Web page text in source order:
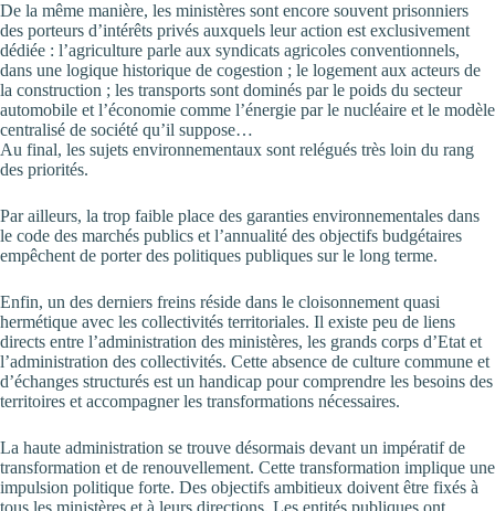
De la même manière, les ministères sont encore souvent prisonniers
des porteurs d’intérêts privés auxquels leur action est exclusivement
dédiée : l’agriculture parle aux syndicats agricoles conventionnels,
dans une logique historique de cogestion ; le logement aux acteurs de
la construction ; les transports sont dominés par le poids du secteur
automobile et l’économie comme l’énergie par le nucléaire et le modèle
centralisé de société qu’il suppose…
Au final, les sujets environnementaux sont relégués très loin du rang
des priorités.
Par ailleurs, la trop faible place des garanties environnementales dans
le code des marchés publics et l’annualité des objectifs budgétaires
empêchent de porter des politiques publiques sur le long terme.
Enfin, un des derniers freins réside dans le cloisonnement quasi
hermétique avec les collectivités territoriales. Il existe peu de liens
directs entre l’administration des ministères, les grands corps d’Etat et
l’administration des collectivités. Cette absence de culture commune et
d’échanges structurés est un handicap pour comprendre les besoins des
territoires et accompagner les transformations nécessaires.
La haute administration se trouve désormais devant un impératif de
transformation et de renouvellement. Cette transformation implique une
impulsion politique forte. Des objectifs ambitieux doivent être fixés à
tous les ministères et à leurs directions. Les entités publiques ont